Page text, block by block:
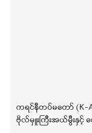
ကရင်နီတပ်မတော် (K-
ဗိုလ်မှူးကြီးအယ်မွီးနှင့်